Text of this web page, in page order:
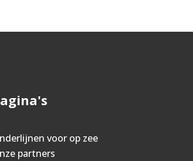
voor op zee
partners